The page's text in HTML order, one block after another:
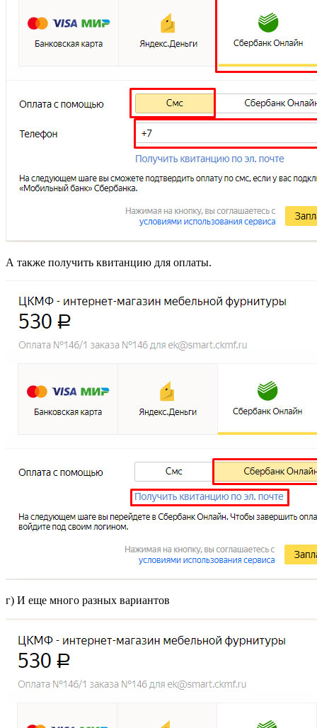
А также получить квитанцию для оплаты.
г) И еще много разных вариантов